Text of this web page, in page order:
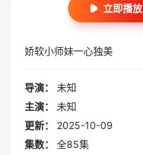
立即播放
娇软小师妹一心独美
导演：
未知
主演：
未知
更新：
2025-10-09
集数：
全85集